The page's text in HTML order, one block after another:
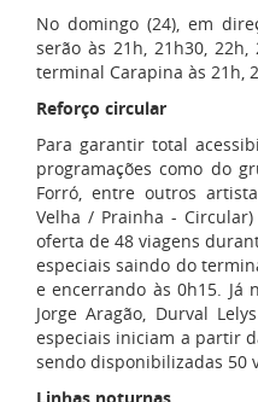
No domingo (24), em
serão às 21h, 21h30,
terminal Carapina às 21h,
Reforço circular
Para garantir total
programações como do
Forró, entre outros
Velha / Prainha -
oferta de 48 viagens
especiais saindo do
e encerrando às 0h15. Já
Jorge Aragão, Durval
especiais iniciam a partir
sendo disponibilizadas 50